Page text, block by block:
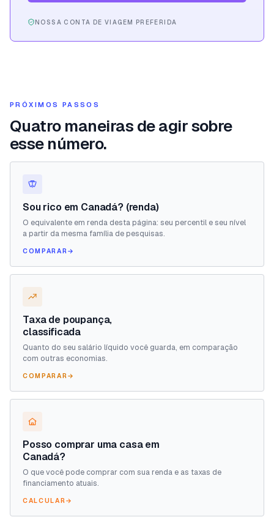
NOSSA CONTA DE VIAGEM PREFERIDA
PRÓXIMOS PASSOS
Quatro maneiras de agir sobre
esse número.
Sou rico em Canadá? (renda)
O equivalente em renda desta página: seu percentil e seu nível
a partir da mesma família de pesquisas.
COMPARAR→
Taxa de poupança,
classificada
Quanto do seu salário líquido você guarda, em comparação
com outras economias.
COMPARAR→
Posso comprar uma casa em
Canadá?
O que você pode comprar com sua renda e as taxas de
financiamento atuais.
CALCULAR→